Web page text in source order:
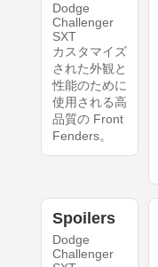
Dodge
Challenger
SXT
カスタマイズ
された外観と
性能のために
使用される高
品質の Front
Fenders。
Spoilers
Dodge
Challenger